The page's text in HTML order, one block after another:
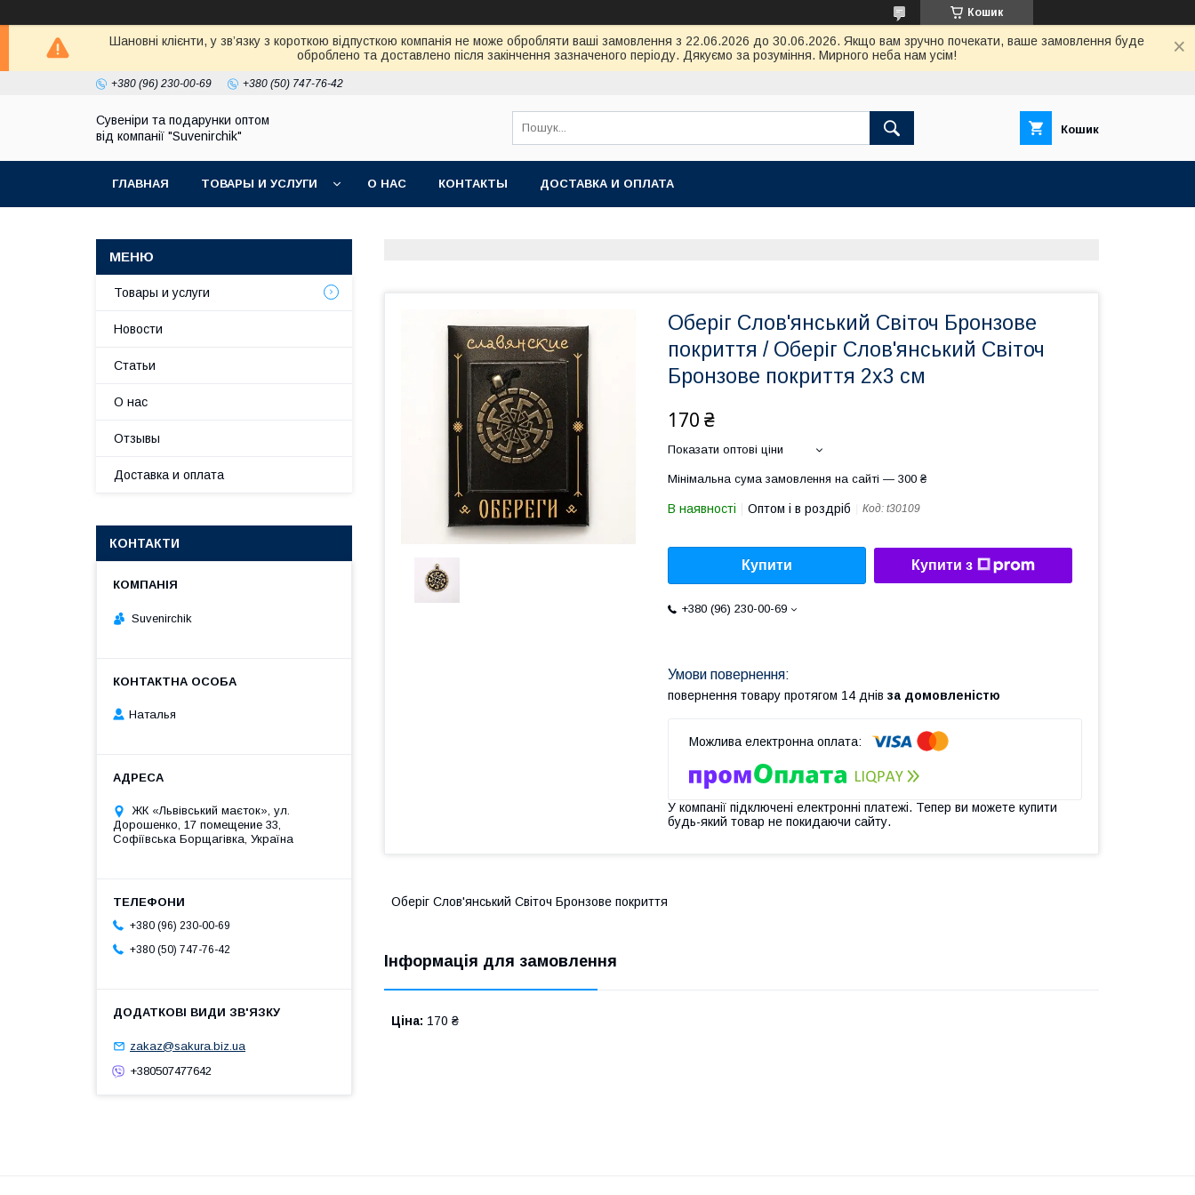
Кошик
Шановні клієнти, у зв’язку з короткою відпусткою компанія не може обробляти ваші замовлення з 22.06.2026 до 30.06.2026. Якщо вам зручно почекати, ваше замовлення буде
оброблено та доставлено після закінчення зазначеного періоду. Дякуємо за розуміння. Мирного неба нам усім!
+380 (96) 230-00-69 +380 (50) 747-76-42
Сувеніри та подарунки оптом
від компанії "Suvenirchik"
Кошик
ГЛАВНАЯ ТОВАРЫ И УСЛУГИ О НАС КОНТАКТЫ ДОСТАВКА И ОПЛАТА
Оберіг Слов'янський Світоч Бронзове
покриття / Оберіг Слов'янський Світоч
Бронзове покриття 2x3 см
170 ₴
Показати оптові ціни
Мінімальна сума замовлення на сайті — 300 ₴
В наявності Оптом і в роздріб Код: t30109
Купити Купити з
+380 (96) 230-00-69
повернення товару протягом 14 днів за домовленістю
У компанії підключені електронні платежі. Тепер ви можете купити
будь-який товар не покидаючи сайту.
Оберіг Слов'янський Світоч Бронзове покриття
Інформація для замовлення
Ціна: 170 ₴
Товары и услуги
Новости
Статьи
О нас
Отзывы
Доставка и оплата
КОНТАКТИ
Suvenirсhik
Наталья
ЖК «Львівський маєток», ул.
Дорошенко, 17 помещение 33,
Софіївська Борщагівка, Україна
+380 (96) 230-00-69
+380 (50) 747-76-42
zakaz@sakura.biz.ua
+380507477642